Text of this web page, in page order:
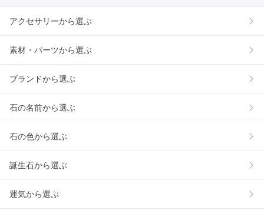
アクセサリーから選ぶ
素材・パーツから選ぶ
ブランドから選ぶ
石の名前から選ぶ
石の色から選ぶ
誕生石から選ぶ
運気から選ぶ